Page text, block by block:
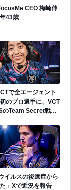
CEO 梅崎伸
43歳
で全エージェント
のプロ選手に、VCT
のTeam Secret戦で
イルスの後遺症から
」Xで近況を報告